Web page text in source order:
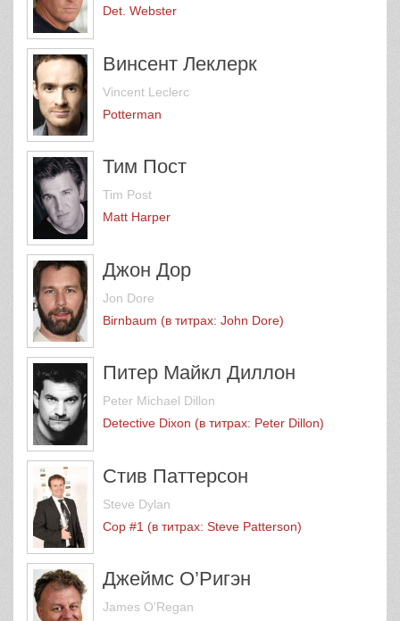
Det. Webster
Винсент Леклерк
Vincent Leclerc
Potterman
Тим Пост
Tim Post
Matt Harper
Джон Дор
Jon Dore
Birnbaum (в титрах: John Dore)
Питер Майкл Диллон
Peter Michael Dillon
Detective Dixon (в титрах: Peter Dillon)
Стив Паттерсон
Steve Dylan
Cop #1 (в титрах: Steve Patterson)
Джеймс О’Ригэн
James O'Regan